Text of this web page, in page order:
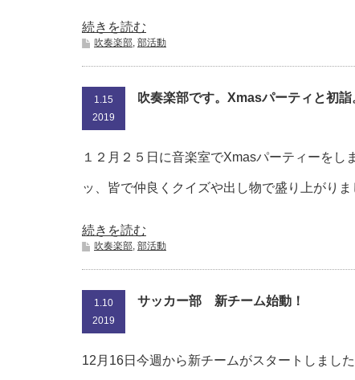
続きを読む
吹奏楽部, 部活動
1.15
2019
吹奏楽部です。Xmasパーティと初詣
１２月２５日に音楽室でXmasパーティーを
ッ、皆で仲良くクイズや出し物で盛り上がり
続きを読む
吹奏楽部, 部活動
1.10
2019
サッカー部 新チーム始動！
12月16日今週から新チームがスタートしまし